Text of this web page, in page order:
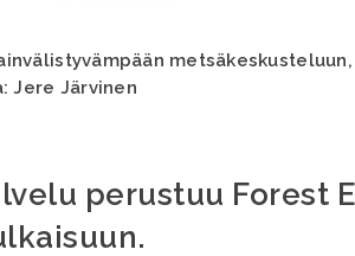
Jere Järvinen
perustuu Forest